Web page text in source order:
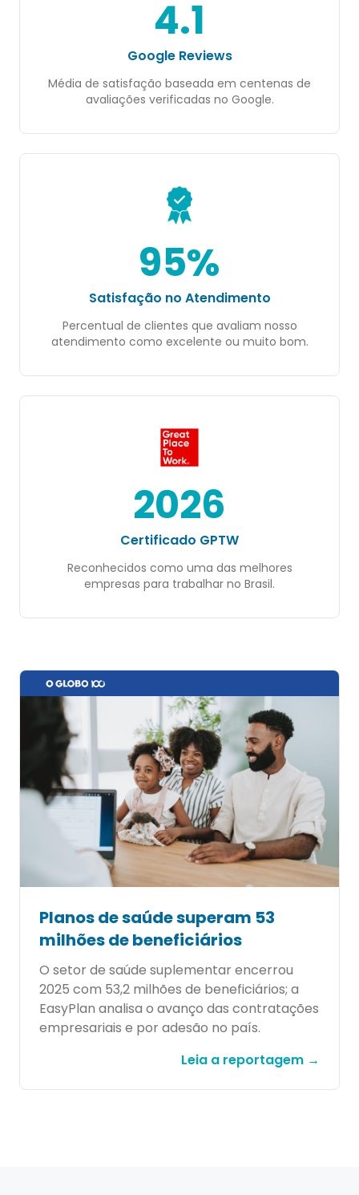
4.1
Google Reviews
Média de satisfação baseada em centenas de
avaliações verificadas no Google.
95%
Satisfação no Atendimento
Percentual de clientes que avaliam nosso
atendimento como excelente ou muito bom.
2026
Certificado GPTW
Reconhecidos como uma das melhores
empresas para trabalhar no Brasil.
Planos de saúde superam 53
milhões de beneficiários
O setor de saúde suplementar encerrou
2025 com 53,2 milhões de beneficiários; a
EasyPlan analisa o avanço das contratações
empresariais e por adesão no país.
Leia a reportagem →